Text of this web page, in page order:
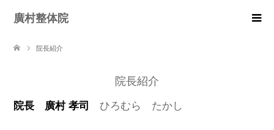
廣村整体院
院長紹介
院長紹介
院長 廣村 孝司 ひろむら たかし